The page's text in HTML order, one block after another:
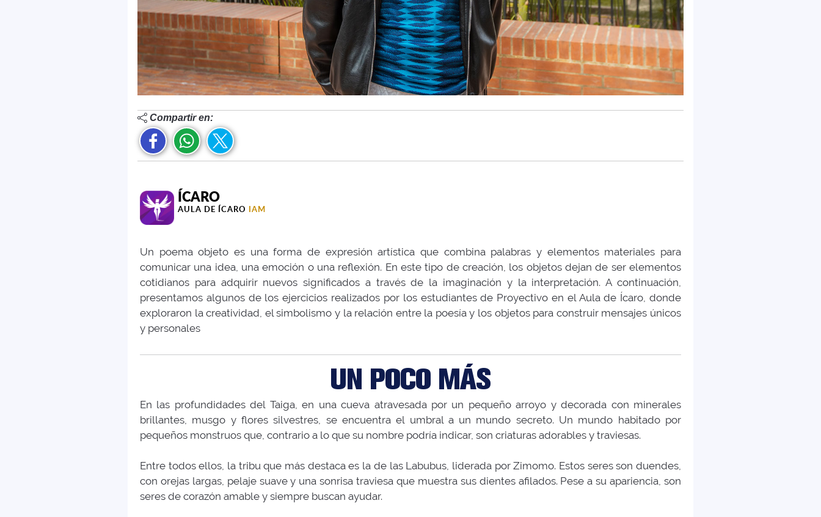
Compartir en:
ÍCARO
AULA DE ÍCARO IAM
Un poema objeto es una forma de expresión artística que combina palabras y elementos materiales para
comunicar una idea, una emoción o una reflexión. En este tipo de creación, los objetos dejan de ser elementos
cotidianos para adquirir nuevos significados a través de la imaginación y la interpretación. A continuación,
presentamos algunos de los ejercicios realizados por los estudiantes de Proyectivo en el Aula de Ícaro, donde
exploraron la creatividad, el simbolismo y la relación entre la poesía y los objetos para construir mensajes únicos
y personales
UN POCO MÁS
En las profundidades del Taiga, en una cueva atravesada por un pequeño arroyo y decorada con minerales
brillantes, musgo y flores silvestres, se encuentra el umbral a un mundo secreto. Un mundo habitado por
pequeños monstruos que, contrario a lo que su nombre podría indicar, son criaturas adorables y traviesas.
Entre todos ellos, la tribu que más destaca es la de las Labubus, liderada por Zimomo. Estos seres son duendes,
con orejas largas, pelaje suave y una sonrisa traviesa que muestra sus dientes afilados. Pese a su apariencia, son
seres de corazón amable y siempre buscan ayudar.